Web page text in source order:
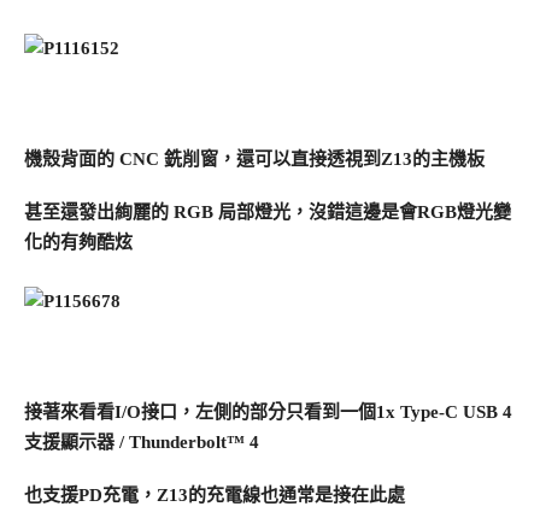
機殼背面的 CNC 銑削窗，還可以直接透視到Z13的主機板
甚至還發出絢麗的 RGB 局部燈光，沒錯這邊是會RGB燈光變
化的有夠酷炫
接著來看看I/O接口，左側的部分只看到一個1x Type-C USB 4
支援顯示器 / Thunderbolt™ 4
也支援PD充電，Z13的充電線也通常是接在此處